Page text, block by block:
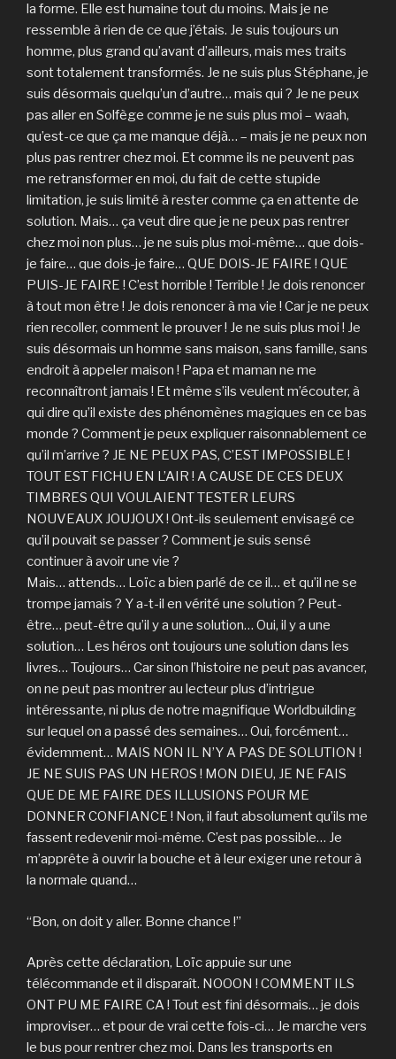
la forme. Elle est humaine tout du moins. Mais je ne
ressemble à rien de ce que j’étais. Je suis toujours un
homme, plus grand qu’avant d’ailleurs, mais mes traits
sont totalement transformés. Je ne suis plus Stéphane, je
suis désormais quelqu’un d’autre… mais qui ? Je ne peux
pas aller en Solfège comme je ne suis plus moi – waah,
qu’est-ce que ça me manque déjà… – mais je ne peux non
plus pas rentrer chez moi. Et comme ils ne peuvent pas
me retransformer en moi, du fait de cette stupide
limitation, je suis limité à rester comme ça en attente de
solution. Mais… ça veut dire que je ne peux pas rentrer
chez moi non plus… je ne suis plus moi-même… que dois-
je faire… que dois-je faire… QUE DOIS-JE FAIRE ! QUE
PUIS-JE FAIRE ! C’est horrible ! Terrible ! Je dois renoncer
à tout mon être ! Je dois renoncer à ma vie ! Car je ne peux
rien recoller, comment le prouver ! Je ne suis plus moi ! Je
suis désormais un homme sans maison, sans famille, sans
endroit à appeler maison ! Papa et maman ne me
reconnaîtront jamais ! Et même s’ils veulent m’écouter, à
qui dire qu’il existe des phénomènes magiques en ce bas
monde ? Comment je peux expliquer raisonnablement ce
qu’il m’arrive ? JE NE PEUX PAS, C’EST IMPOSSIBLE !
TOUT EST FICHU EN L’AIR ! A CAUSE DE CES DEUX
TIMBRES QUI VOULAIENT TESTER LEURS
NOUVEAUX JOUJOUX ! Ont-ils seulement envisagé ce
qu’il pouvait se passer ? Comment je suis sensé
continuer à avoir une vie ?
Mais… attends… Loïc a bien parlé de ce il… et qu’il ne se
trompe jamais ? Y a-t-il en vérité une solution ? Peut-
être… peut-être qu’il y a une solution… Oui, il y a une
solution… Les héros ont toujours une solution dans les
livres… Toujours… Car sinon l’histoire ne peut pas avancer,
on ne peut pas montrer au lecteur plus d’intrigue
intéressante, ni plus de notre magnifique Worldbuilding
sur lequel on a passé des semaines… Oui, forcément…
évidemment… MAIS NON IL N’Y A PAS DE SOLUTION !
JE NE SUIS PAS UN HEROS ! MON DIEU, JE NE FAIS
QUE DE ME FAIRE DES ILLUSIONS POUR ME
DONNER CONFIANCE ! Non, il faut absolument qu’ils me
fassent redevenir moi-même. C’est pas possible… Je
m’apprête à ouvrir la bouche et à leur exiger une retour à
la normale quand…
“Bon, on doit y aller. Bonne chance !”
Après cette déclaration, Loïc appuie sur une
télécommande et il disparaît. NOOON ! COMMENT ILS
ONT PU ME FAIRE CA ! Tout est fini désormais… je dois
improviser… et pour de vrai cette fois-ci… Je marche vers
le bus pour rentrer chez moi. Dans les transports en